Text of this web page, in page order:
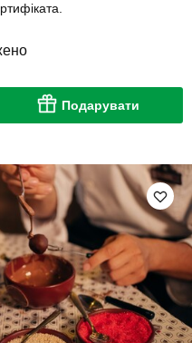
Подарувати